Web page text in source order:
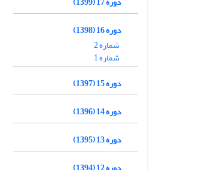
دوره 16 (1398)
شماره 2
شماره 1
دوره 15 (1397)
دوره 14 (1396)
دوره 13 (1395)